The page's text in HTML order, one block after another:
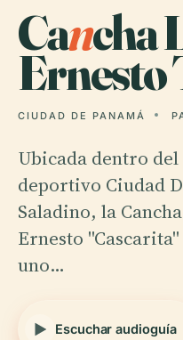
Cancha
Ernesto
CIUDAD DE PANAMÁ
Ubicada dentro
deportivo Ciudad
Saladino, la
Ernesto
uno…
Escuchar audioguía